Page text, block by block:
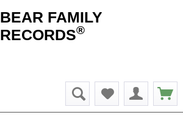
BEAR FAMILY
RECORDS®